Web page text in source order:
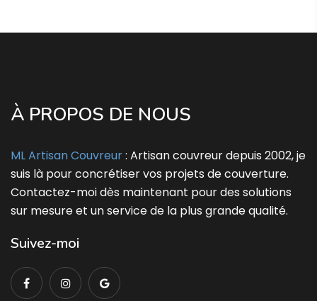
À PROPOS DE NOUS
ML Artisan Couvreur: Artisan couvreur depuis 2002, je
suis là pour concrétiser vos projets de couverture.
Contactez-moi dès maintenant pour des solutions
sur mesure et un service de la plus grande qualité.
Suivez-moi